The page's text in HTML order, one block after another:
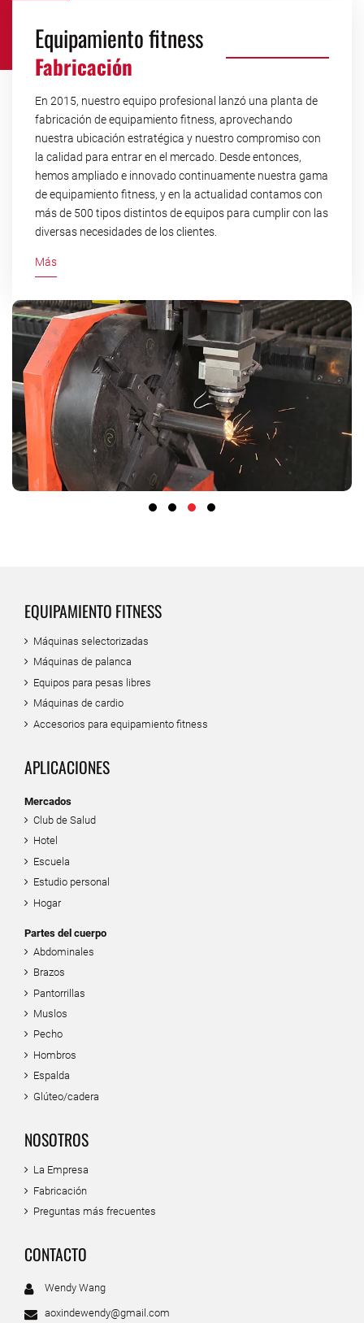
Equipamiento fitness
Fabricación
En 2015, nuestro equipo profesional lanzó una planta de
fabricación de equipamiento fitness, aprovechando
nuestra ubicación estratégica y nuestro compromiso con
la calidad para entrar en el mercado. Desde entonces,
hemos ampliado e innovado continuamente nuestra gama
de equipamiento fitness, y en la actualidad contamos con
más de 500 tipos distintos de equipos para cumplir con las
diversas necesidades de los clientes.
Más
EQUIPAMIENTO FITNESS
Máquinas selectorizadas
Máquinas de palanca
Equipos para pesas libres
Máquinas de cardio
Accesorios para equipamiento fitness
APLICACIONES
Mercados
Club de Salud
Hotel
Escuela
Estudio personal
Hogar
Partes del cuerpo
Abdominales
Brazos
Pantorrillas
Muslos
Pecho
Hombros
Espalda
Glúteo/cadera
NOSOTROS
La Empresa
Fabricación
Preguntas más frecuentes
CONTACTO
Wendy Wang
aoxindewendy@gmail.com